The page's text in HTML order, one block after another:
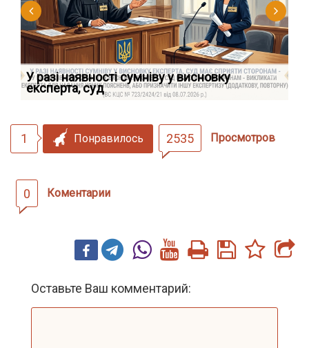
У разі наявності сумніву у висновку
експерта, суд
1 Понравилось 2535 Просмотров
0 Коментарии
Оставьте Ваш комментарий: